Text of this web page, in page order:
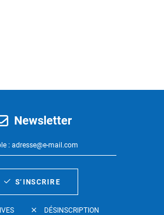
Newsletter
S’INSCRIRE
DÉSINSCRIPTION